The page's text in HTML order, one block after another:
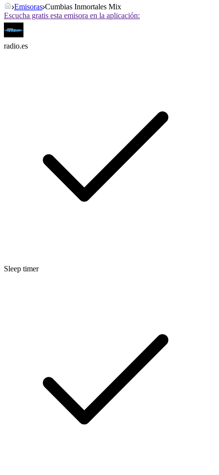
Emisoras Cumbias Inmortales Mix
Escucha gratis esta emisora en la aplicación:
radio.es
Sleep timer